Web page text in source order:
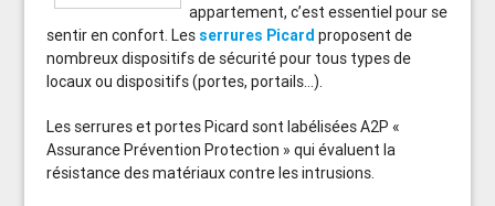
appartement, c’est essentiel pour se
sentir en confort. Lesserrures Picard proposent de
nombreux dispositifs de sécurité pour tous types de
locaux ou dispositifs (portes, portails…).
Les serrures et portes Picard sont labélisées A2P «
Assurance Prévention Protection » qui évaluent la
résistance des matériaux contre les intrusions.